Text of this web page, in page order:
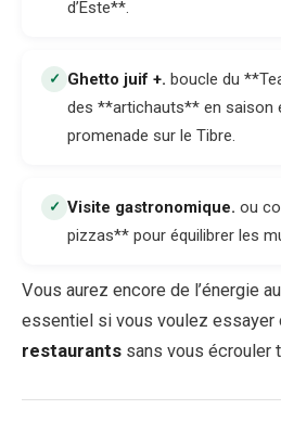
d’Este**.
✓ Ghetto juif +. boucle du
des **artichauts** en saison
promenade sur le Tibre.
✓ Visite gastronomique. ou
pizzas** pour équilibrer les
Vous aurez encore de l’énergie
essentiel si vous voulez essayer
restaurants sans vous écrouler